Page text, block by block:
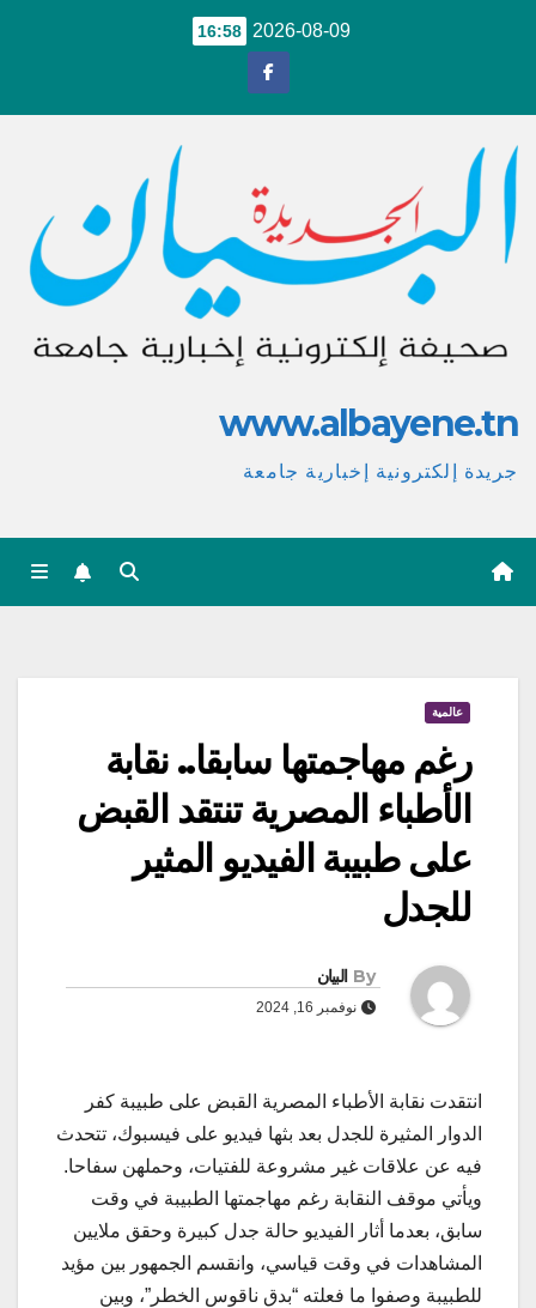
2026-08-09
16:58
www.albayene.tn
جريدة إلكترونية إخبارية جامعة
عالمية
رغم مهاجمتها سابقا.. نقابة
الأطباء المصرية تنتقد القبض
على طبيبة الفيديو المثير
للجدل
By البيان
نوفمبر 16, 2024
انتقدت نقابة الأطباء المصرية القبض على طبيبة كفر
الدوار المثيرة للجدل بعد بثها فيديو على فيسبوك، تتحدث
فيه عن علاقات غير مشروعة للفتيات، وحملهن سفاحا.
ويأتي موقف النقابة رغم مهاجمتها الطبيبة في وقت
سابق، بعدما أثار الفيديو حالة جدل كبيرة وحقق ملايين
المشاهدات في وقت قياسي، وانقسم الجمهور بين مؤيد
للطبيبة وصفوا ما فعلته “بدق ناقوس الخطر”، وبين